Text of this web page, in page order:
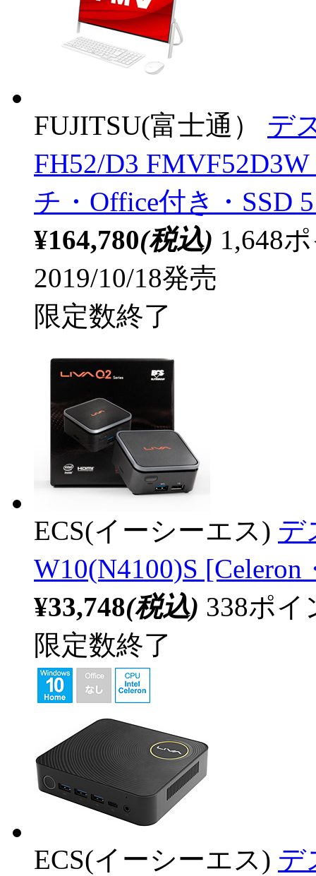
FUJITSU(富士通）
デ
FH52/D3
チ・Office付き・SSD
¥164,780(税込) 1,648
2019/10/18発売
限定数終了
ECS(イーシーエス) デ
W10(N4100)S
¥33,748(税込) 338ポ
限定数終了
ECS(イーシーエス) デ